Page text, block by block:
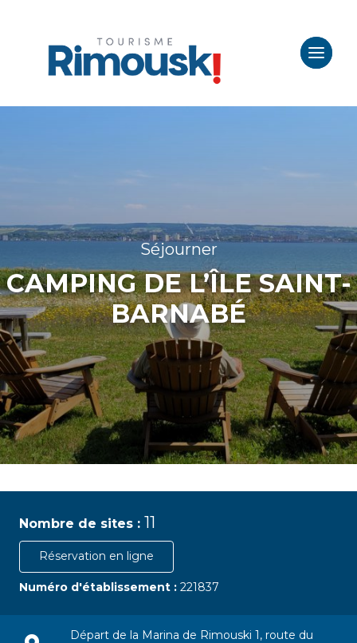
Séjourner
CAMPING DE L’ÎLE SAINT-
BARNABÉ
Nombre de sites : 11
Réservation en ligne
Numéro d'établissement : 221837
Départ de la Marina de Rimouski 1, route du